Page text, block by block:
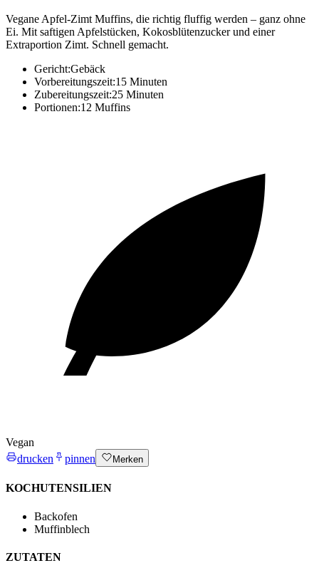
Vegane Apfel-Zimt Muffins, die richtig fluffig werden – ganz ohne
Ei. Mit saftigen Apfelstücken, Kokosblütenzucker und einer
Extraportion Zimt. Schnell gemacht.
Gericht:Gebäck
Vorbereitungszeit:15 Minuten
Zubereitungszeit:25 Minuten
Portionen:12 Muffins
Vegan
drucken
pinnen Merken
KOCHUTENSILIEN
Backofen
Muffinblech
ZUTATEN